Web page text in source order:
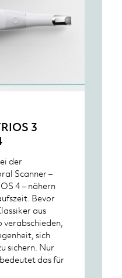
3
der
Scanner –
4 – nähern
Bevor
aus
sich
sichern. Nur
das für